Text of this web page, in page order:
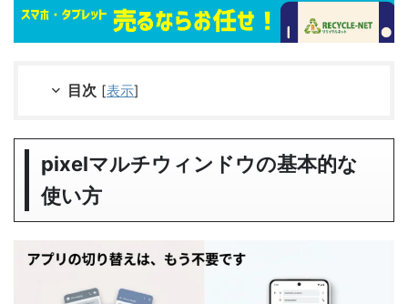
目次 [表示]
pixelマルチウィンドウの基本的な
使い方